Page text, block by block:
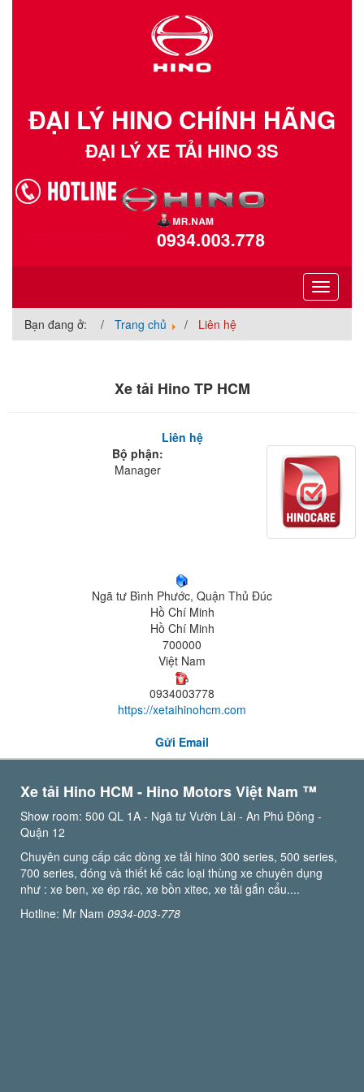
ĐẠI LÝ HINO CHÍNH HÃNG
ĐẠI LÝ XE TẢI HINO 3S
Toggle
Bạn đang ở: Trang chủ Liên hệ
Xe tải Hino TP HCM
Liên hệ
Bộ phận:
Manager
Ngã tư Bình Phước, Quận Thủ Đúc
Hồ Chí Minh
Hồ Chí Minh
700000
Việt Nam
0934003778
https://xetaihinohcm.com
Gửi Email
Xe tải Hino HCM - Hino Motors Việt Nam ™️
Show room: 500 QL 1A - Ngã tư Vườn Lài - An Phú Đông -
Quận 12
Chuyên cung cấp các dòng xe tải hino 300 series, 500 series,
700 series, đóng và thiết kế các loại thùng xe chuyên dụng
như : xe ben, xe ép rác, xe bồn xitec, xe tải gắn cẩu....
Hotline: Mr Nam 0934-003-778